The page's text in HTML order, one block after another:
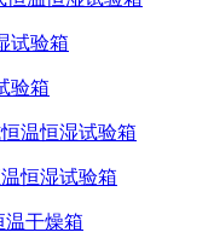
验箱
恒湿试验箱